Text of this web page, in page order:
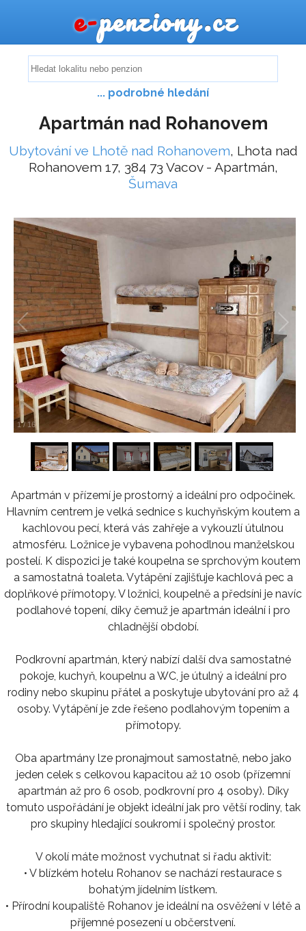
e-penziony.cz
... podrobné hledání
Apartmán nad Rohanovem
Ubytování ve Lhotě nad Rohanovem, Lhota nad
Rohanovem 17, 384 73 Vacov - Apartmán,
Šumava
1/16
Apartmán v přízemí je prostorný a ideální pro odpočinek.
Hlavním centrem je velká sednice s kuchyňským koutem a
kachlovou pecí, která vás zahřeje a vykouzlí útulnou
atmosféru. Ložnice je vybavena pohodlnou manželskou
postelí. K dispozici je také koupelna se sprchovým koutem
a samostatná toaleta. Vytápění zajišťuje kachlová pec a
doplňkové přímotopy. V ložnici, koupelně a předsíni je navíc
podlahové topení, díky čemuž je apartmán ideální i pro
chladnější období.
Podkrovní apartmán, který nabízí další dva samostatné
pokoje, kuchyň, koupelnu a WC, je útulný a ideální pro
rodiny nebo skupinu přátel a poskytuje ubytování pro až 4
osoby. Vytápění je zde řešeno podlahovým topením a
přímotopy.
Oba apartmány lze pronajmout samostatně, nebo jako
jeden celek s celkovou kapacitou až 10 osob (přízemní
apartmán až pro 6 osob, podkrovní pro 4 osoby). Díky
tomuto uspořádání je objekt ideální jak pro větší rodiny, tak
pro skupiny hledající soukromí i společný prostor.
V okolí máte možnost vychutnat si řadu aktivit:
• V blízkém hotelu Rohanov se nachází restaurace s
bohatým jídelním lístkem.
• Přírodní koupaliště Rohanov je ideální na osvěžení v létě a
příjemné posezení u občerstvení.